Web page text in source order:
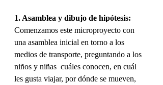
1. Asamblea y dibujo de hipótesis:
Comenzamos este microproyecto con
una asamblea inicial en torno a los
medios de transporte, preguntando a los
niños y niñas  cuáles conocen, en cuál
les gusta viajar, por dónde se mueven,